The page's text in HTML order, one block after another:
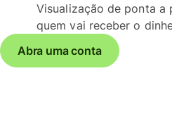
Visualização de ponta a
quem vai receber o
Abra uma conta